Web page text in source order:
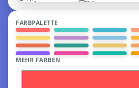
FARBPALETTE
MEHR FARBEN